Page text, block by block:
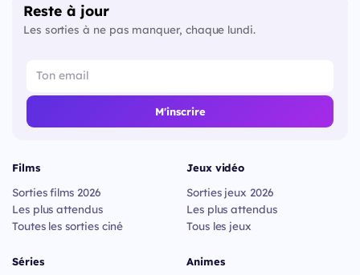
Reste à jour
Les sorties à ne pas manquer, chaque lundi.
M'inscrire
Films
Sorties films 2026
Les plus attendus
Toutes les sorties ciné
Séries
Jeux vidéo
Sorties jeux 2026
Les plus attendus
Tous les jeux
Animes